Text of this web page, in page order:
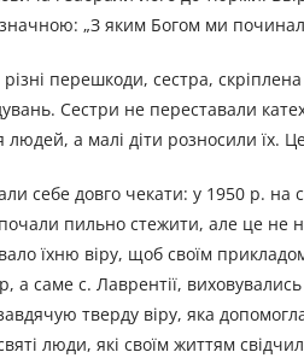
„З яким Богом ми
перешкоди, сестра,
Сестри не переставали
а малі діти розносили їх.
себе довго чекати: у 1950 р.
пильно стежити, але це не
їхню віру, щоб своїм
а саме с. Лаврентії,
тверду віру, яка
люди, які своїм життям